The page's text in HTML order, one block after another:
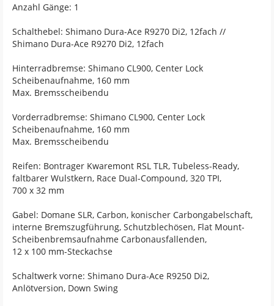
Anzahl Gänge: 1
Schalthebel: Shimano Dura-Ace R9270 Di2, 12fach //
Shimano Dura-Ace R9270 Di2, 12fach
Hinterradbremse: Shimano CL900, Center Lock
Scheibenaufnahme, 160 mm
Max. Bremsscheibendu
Vorderradbremse: Shimano CL900, Center Lock
Scheibenaufnahme, 160 mm
Max. Bremsscheibendu
Reifen: Bontrager Kwaremont RSL TLR, Tubeless-Ready,
faltbarer Wulstkern, Race Dual-Compound, 320 TPI,
700 x 32 mm
Gabel: Domane SLR, Carbon, konischer Carbongabelschaft,
interne Bremszugführung, Schutzblechösen, Flat Mount-
Scheibenbremsaufnahme Carbonausfallenden,
12 x 100 mm-Steckachse
Schaltwerk vorne: Shimano Dura-Ace R9250 Di2,
Anlötversion, Down Swing